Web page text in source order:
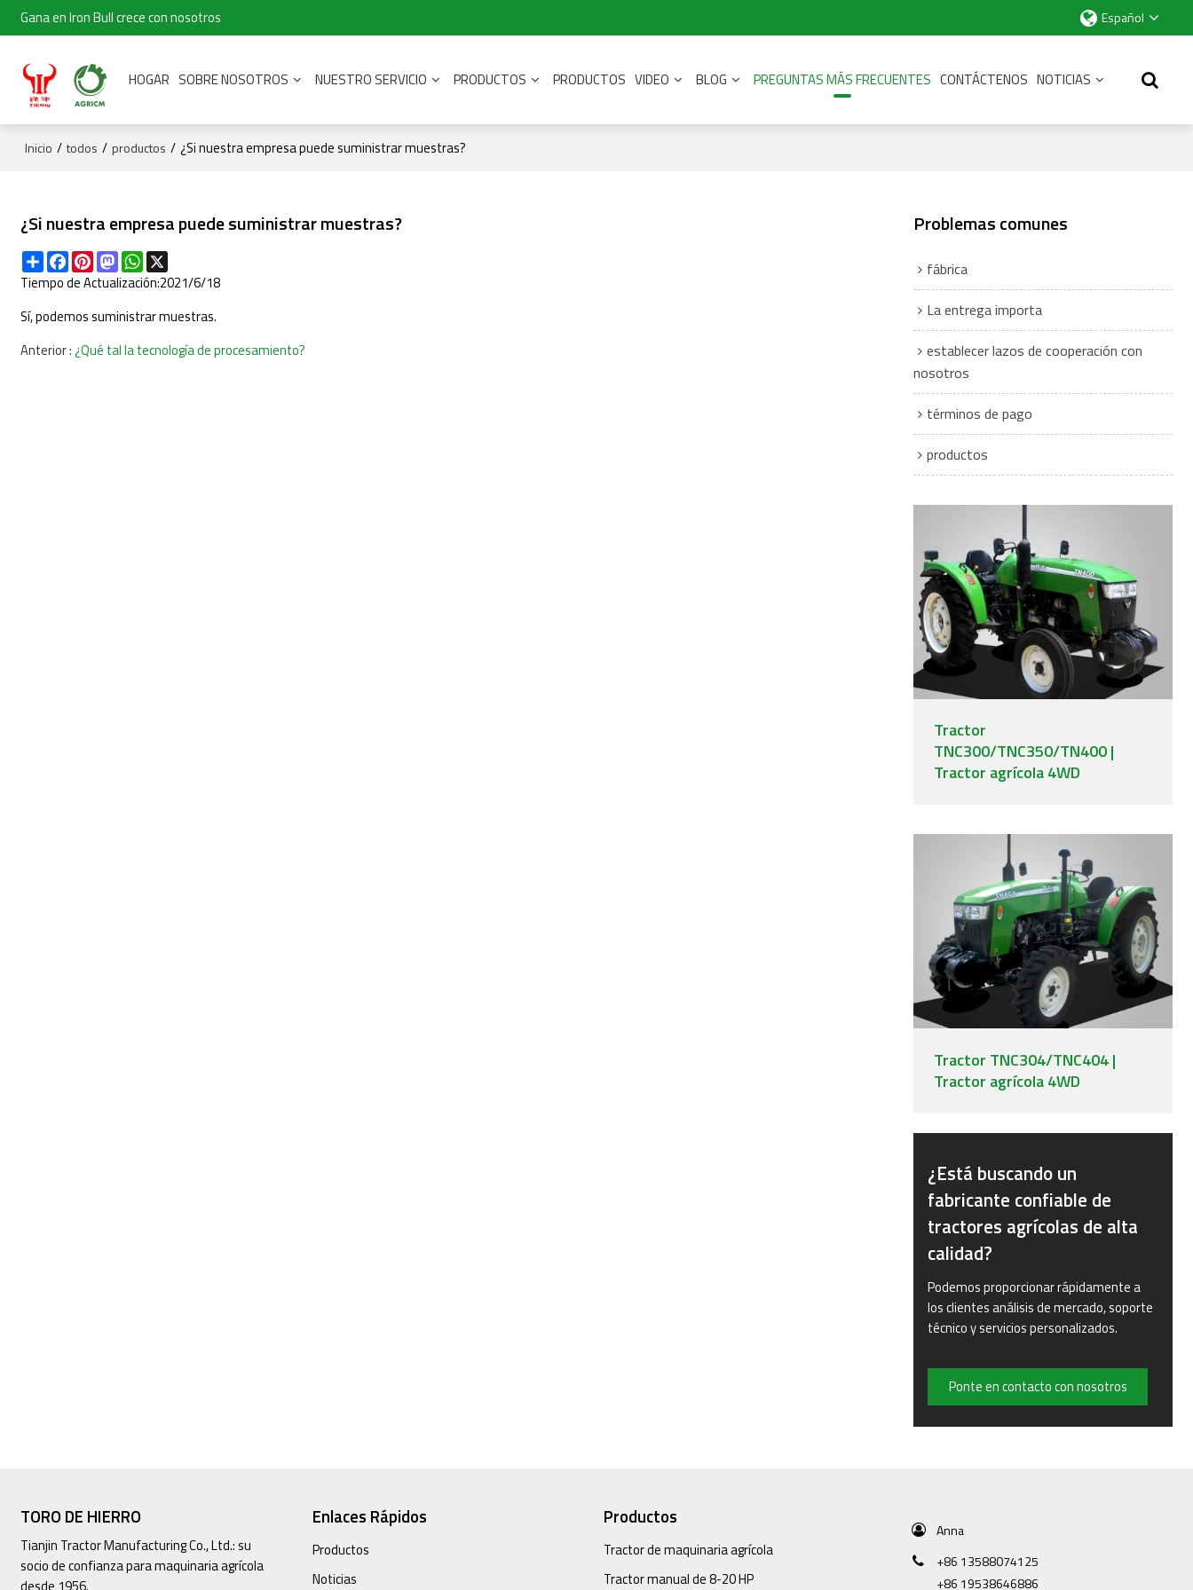
Gana en Iron Bull crece con nosotros Español
HOGAR SOBRE NOSOTROS NUESTRO SERVICIO PRODUCTOS PRODUCTOS VIDEO BLOG PREGUNTAS MÁS FRECUENTES CONTÁCTENOS NOTICIAS
Inicio / todos / productos / ¿Si nuestra empresa puede suministrar muestras?
¿Si nuestra empresa puede suministrar muestras?
ShareFacebook
PinterestMastodonWhatsApp
Tiempo de Actualización:2021/6/18
Sí, podemos suministrar muestras.
Anterior ¿Qué tal la tecnología de procesamiento?
Problemas comunes
fábrica
La entrega importa
establecer lazos de cooperación con
nosotros
términos de pago
productos
Tractor
TNC300/TNC350/TN400 |
Tractor agrícola 4WD
Tractor TNC304/TNC404 |
Tractor agrícola 4WD
¿Está buscando un
fabricante confiable de
tractores agrícolas de alta
calidad?
Podemos proporcionar rápidamente a
los clientes análisis de mercado, soporte
técnico y servicios personalizados.
Ponte en contacto con nosotros
TORO DE HIERRO
Tianjin Tractor Manufacturing Co., Ltd.: su
socio de confianza para maquinaria agrícola
desde 1956.
Enlaces Rápidos
Productos
Noticias
Productos
Tractor de maquinaria agrícola
Tractor manual de 8-20 HP
Anna
+86 13588074125
+86 19538646886